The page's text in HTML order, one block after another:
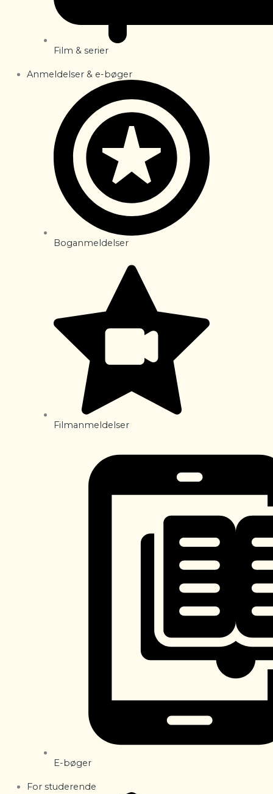
Film & serier
Anmeldelser & e-bøger
Boganmeldelser
Filmanmeldelser
E-bøger
For studerende